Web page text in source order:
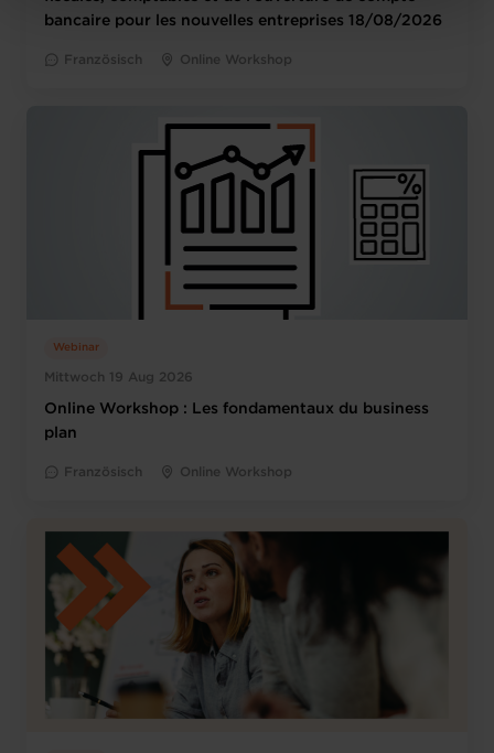
protection des données personnelles
bancaire pour les nouvelles entreprises 18/08/2026
Französisch Online Workshop
Mittwoch 19 Aug 2026
Webinar
Online Workshop : Les fondamentaux du business
plan
Französisch Online Workshop